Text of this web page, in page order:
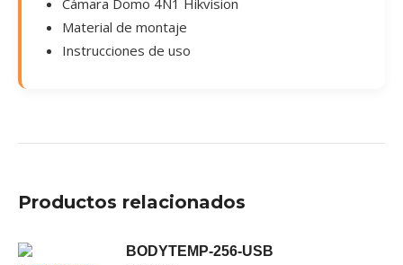
Cámara Domo 4N1 Hikvision
Material de montaje
Instrucciones de uso
Productos relacionados
BODYTEMP-256-USB